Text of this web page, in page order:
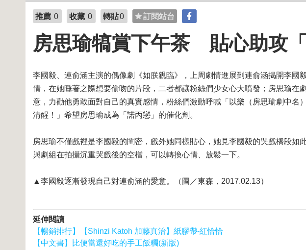
推薦 0 收藏 0 轉貼0 訂閱站台
房思瑜犒賞下午茶 貼心助攻「
李國毅、連俞涵主演的偶像劇《如朕親臨》，上周劇情進展到連俞涵揭開李國
情，在她睡著之際想要偷吻的片段，二者都讓粉絲們少女心大噴發；房思瑜在
意，力勸他勇敢面對自己的真實感情，粉絲們激動呼喊「以樂（房思瑜劇中名
清醒！」希望房思瑜成為「諾丙戀」的催化劑。
房思瑜不僅戲裡是李國毅的閨密，戲外她同樣貼心，她見李國毅的哭戲橋段如
與劇組在拍攝沉重哭戲後的空檔，可以轉換心情、放鬆一下。
▲李國毅逐漸發現自己對連俞涵的愛意。（圖／東森，2017.02.13）
延伸閱讀
【暢銷排行】【Shinzi Katoh 加藤真治】紙膠帶-紅恰恰
【中文書】比便當還好吃的手工飯糰(新版)